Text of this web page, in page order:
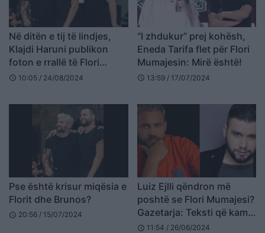
Në ditën e tij të lindjes,
Klajdi Haruni publikon
foton e rrallë të Flori
Mumajesit
schedule 10:05 / 24/08/2024
“I zhdukur” prej kohësh,
Eneda Tarifa flet për Flori
Mumajesin: Mirë është!
schedule 13:59 / 17/07/2024
Pse është krisur miqësia e
Florit dhe Brunos?
schedule 20:56 / 15/07/2024
Luiz Ejlli qëndron më
poshtë se Flori Mumajesi?
Gazetarja: Teksti që kam
bërë…
schedule 11:54 / 26/06/2024